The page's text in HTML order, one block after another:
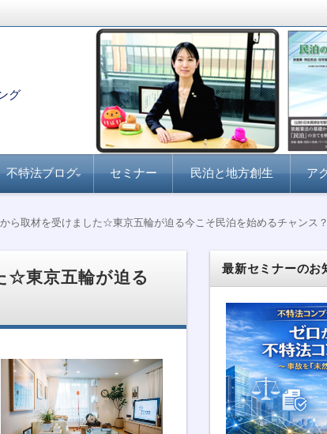
グ
不特法ブログ
21『不動産特定共同事
業のすべて』
動産クラウドファンデ
ィング事業化のポイン
口化商品の研究』
ライセンス
計・マーケティング
セミナー 民泊と地方創生 ア
ら取材を受けました☆東京五輪が迫る今こそ民泊を始めるチャンス
☆東京五輪が迫る
最新セミナーの